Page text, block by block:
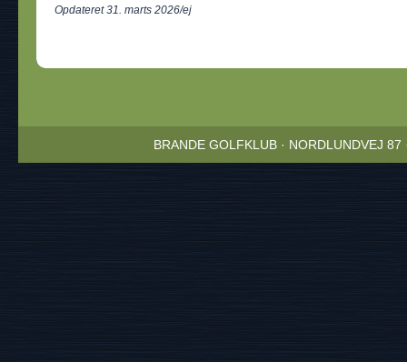
Opdateret 31. marts 2026/ej
BRANDE GOLFKLUB · NORDLUNDVEJ